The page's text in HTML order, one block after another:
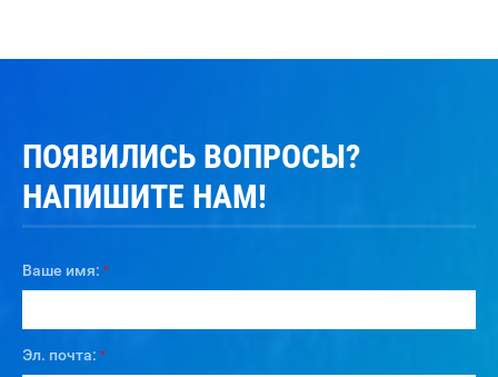
ПОЯВИЛИСЬ ВОПРОСЫ?
НАПИШИТЕ НАМ!
Ваше имя: *
Эл. почта: *